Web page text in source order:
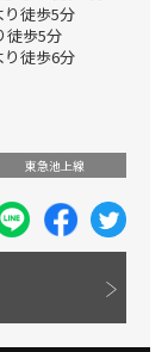
徒歩5分
徒歩5分
徒歩6分
東急池上線